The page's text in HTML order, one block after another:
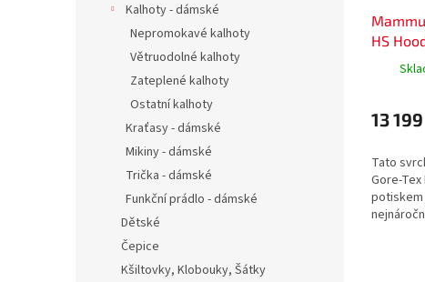
Kalhoty - dámské
Nepromokavé kalhoty
Větruodolné kalhoty
Zateplené kalhoty
Ostatní kalhoty
Kraťasy - dámské
Mikiny - dámské
Trička - dámské
Funkční prádlo - dámské
Dětské
Čepice
Kšiltovky, Klobouky, Šátky
HS
13
Tato
Gore-
potiskem